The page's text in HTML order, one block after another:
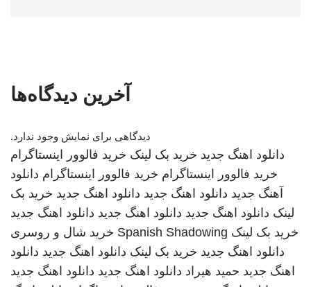
آخرین دیدگاه‌ها
دیدگاهی برای نمایش وجود ندارد.
دانلود اهنگ جدید خرید بک لینک خرید فالوور اینستاگرام
خرید فالوور اینستاگرام خرید فالوور اینستاگرام دانلود
آهنگ جدید دانلود اهنگ جدید دانلود اهنگ جدید خرید بک
لینک دانلود اهنگ جدید دانلود اهنگ جدید دانلود اهنگ جدید
خرید بک لینک Spanish Shadowing خرید شال و روسری
دانلود اهنگ جدید خرید بک لینک دانلود اهنگ جدید دانلود
اهنگ جدید حمید هیراد دانلود اهنگ جدید دانلود اهنگ جدید